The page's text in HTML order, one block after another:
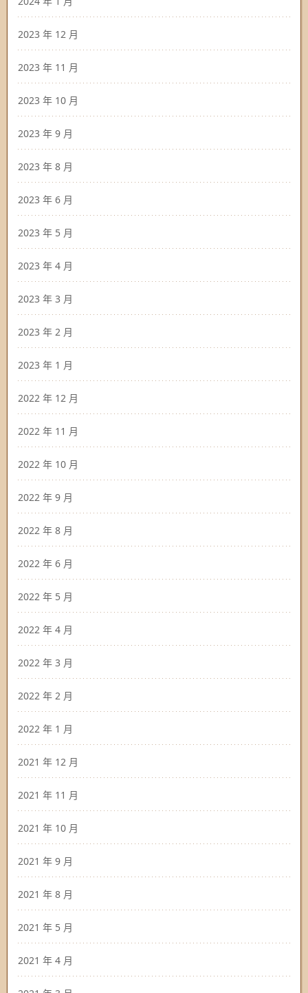
2023 年 12 月
2023 年 11 月
2023 年 10 月
2023 年 9 月
2023 年 8 月
2023 年 6 月
2023 年 5 月
2023 年 4 月
2023 年 3 月
2023 年 2 月
2023 年 1 月
2022 年 12 月
2022 年 11 月
2022 年 10 月
2022 年 9 月
2022 年 8 月
2022 年 6 月
2022 年 5 月
2022 年 4 月
2022 年 3 月
2022 年 2 月
2022 年 1 月
2021 年 12 月
2021 年 11 月
2021 年 10 月
2021 年 9 月
2021 年 8 月
2021 年 5 月
2021 年 4 月